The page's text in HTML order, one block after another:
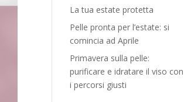
La tua estate protetta
Pelle pronta per l’estate: si
comincia ad Aprile
Primavera sulla pelle:
purificare e idratare il viso con
i percorsi giusti